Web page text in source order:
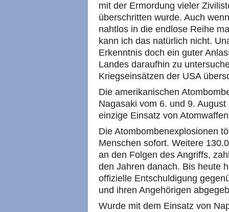
mit der Ermordung vieler
überschritten wurde. Auch
nahtlos in die endlose Reihe
kann ich das natürlich nicht.
Erkenntnis doch ein guter
Landes daraufhin zu
Kriegseinsätzen der USA
Die amerikanischen
Nagasaki vom 6. und 9.
einzige Einsatz von
Die Atombombenexplosionen
Menschen sofort. Weitere
an den Folgen des Angriffs,
den Jahren danach. Bis heute
offizielle Entschuldigung
und ihren Angehörigen
Wurde mit dem Einsatz von